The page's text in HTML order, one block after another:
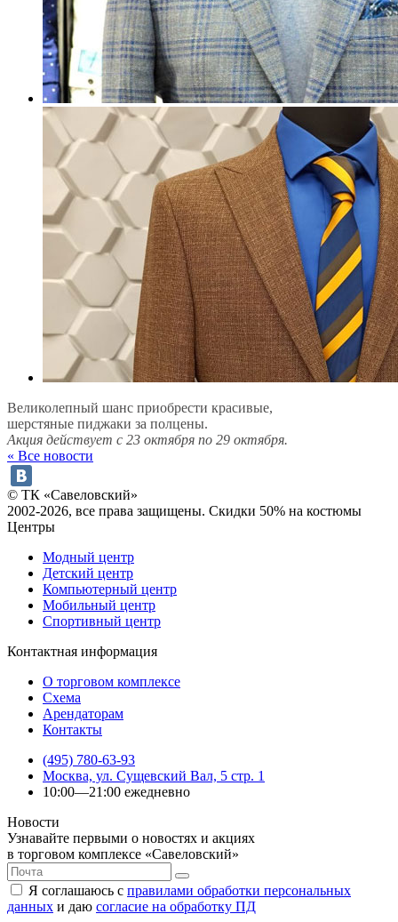
Великолепный шанс приобрести красивые,
шерстяные пиджаки за полцены.
Акция действует с 23 октября по 29 октября.
« Все новости
© ТК «Савеловский»
2002-2026, все права защищены. Скидки 50% на костюмы
Центры
Модный центр
Детский центр
Компьютерный центр
Мобильный центр
Спортивный центр
Контактная информация
О торговом комплексе
Схема
Арендаторам
Контакты
(495) 780-63-93
Москва, ул. Сущевский Вал, 5 стр. 1
10:00—21:00 ежедневно
Новости
Узнавайте первыми о новостях и акциях
в торговом комплексе «Савеловский»
Я соглашаюсь с правилами обработки персональных
данных и даю согласие на обработку ПД